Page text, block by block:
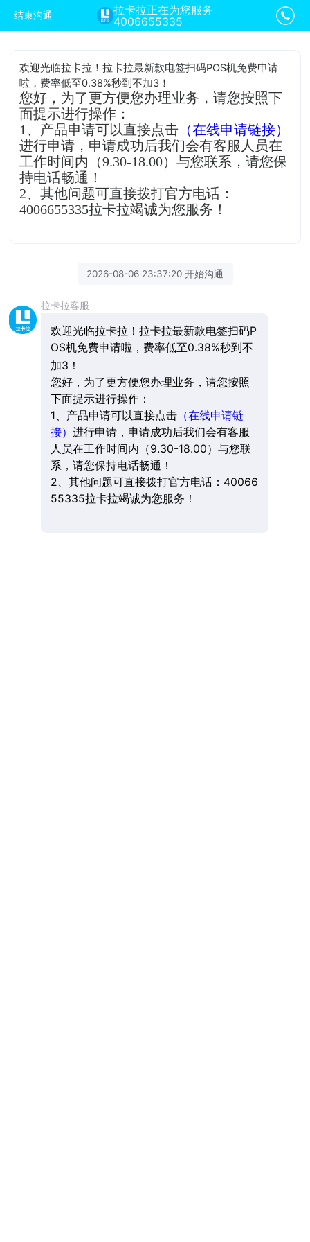
结束沟通
拉卡拉正在为您服务
4006655335
欢迎光临拉卡拉！拉卡拉最新款电签扫码POS机免费申请
啦，费率低至0.38%秒到不加3！
您好，为了更方便您办理业务，请您按照下
面提示进行操作：
1、产品申请可以直接点击 （在线申请链接）
进行申请，申请成功后我们会有客服人员在
工作时间内（9.30-18.00）与您联系，请您保
持电话畅通！
2、其他问题可直接拨打官方电话：
4006655335拉卡拉竭诚为您服务！
2026-08-06 23:37:20 开始沟通
拉卡拉客服
欢迎光临拉卡拉！拉卡拉最新款电签扫码P
OS机免费申请啦，费率低至0.38%秒到不
加3！
您好，为了更方便您办理业务，请您按照
下面提示进行操作：
1、产品申请可以直接点击（在线申请链
接） 进行申请，申请成功后我们会有客服
人员在工作时间内（9.30-18.00）与您联
系，请您保持电话畅通！
2、其他问题可直接拨打官方电话：40066
55335拉卡拉竭诚为您服务！